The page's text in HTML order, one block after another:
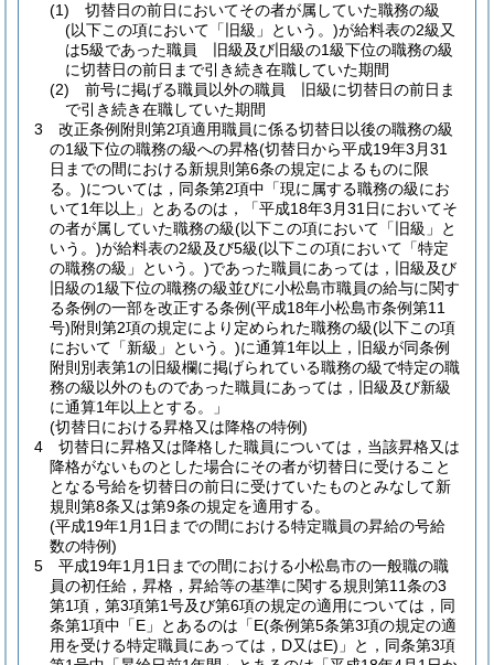
(1)
切替日の前日においてその者が属していた職務の級
(以下この項において「旧級」という。)が給料表の2級又
は5級であった職員 旧級及び旧級の1級下位の職務の級
に切替日の前日まで引き続き在職していた期間
(2)
前号に掲げる職員以外の職員 旧級に切替日の前日ま
で引き続き在職していた期間
3
改正条例附則第2項適用職員に係る切替日以後の職務の級
の1級下位の職務の級への昇格(切替日から平成19年3月31
日までの間における新規則第6条の規定によるものに限
る。)については，同条第2項中「現に属する職務の級にお
いて1年以上」とあるのは，「平成18年3月31日においてそ
の者が属していた職務の級(以下この項において「旧級」と
いう。)が給料表の2級及び5級(以下この項において「特定
の職務の級」という。)であった職員にあっては，旧級及び
旧級の1級下位の職務の級並びに小松島市職員の給与に関す
る条例の一部を改正する条例(平成18年小松島市条例第11
号)附則第2項の規定により定められた職務の級(以下この項
において「新級」という。)に通算1年以上，旧級が同条例
附則別表第1の旧級欄に掲げられている職務の級で特定の職
務の級以外のものであった職員にあっては，旧級及び新級
に通算1年以上とする。」
(切替日における昇格又は降格の特例)
4
切替日に昇格又は降格した職員については，当該昇格又は
降格がないものとした場合にその者が切替日に受けること
となる号給を切替日の前日に受けていたものとみなして新
規則第8条又は第9条の規定を適用する。
(平成19年1月1日までの間における特定職員の昇給の号給
数の特例)
5
平成19年1月1日までの間における小松島市の一般職の職
員の初任給，昇格，昇給等の基準に関する規則第11条の3
第1項，第3項第1号及び第6項の規定の適用については，同
条第1項中「E」とあるのは「E(条例第5条第3項の規定の適
用を受ける特定職員にあっては，D又はE) 」と，同条第3項